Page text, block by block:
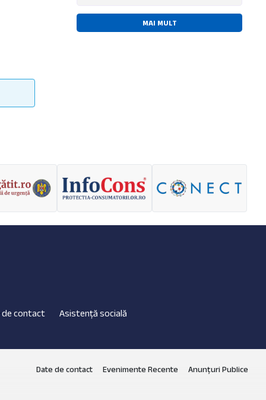
MAI MULT
de contact Asistență socială
Date de contact Evenimente Recente Anunțuri Publice